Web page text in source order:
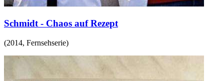
Schmidt - Chaos auf Rezept
(2014, Fernsehserie)